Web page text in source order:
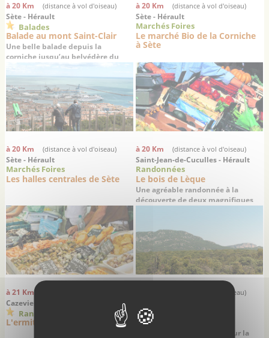
à 20 Km (distance à vol d'oiseau)
Sète - Hérault
Balades
Balade au mont Saint-Clair
Une belle balade depuis la
corniche jusqu’au belvédère du
à 20 Km (distance à vol d'oiseau)
Sète - Hérault
Marchés Foires
Le marché Bio de la Corniche
à Sète
à 20 Km (distance à vol d'oiseau)
Sète - Hérault
Marchés Foires
Les halles centrales de Sète
à 20 Km (distance à vol d'oiseau)
Saint-Jean-de-Cuculles - Hérault
Randonnées
Le bois de Lèque
Une agréable randonnée à la
découverte de deux magnifiques
à 21 Km
Cazevieille - Hérault
Randonnées
L'ermitage du pic Saint-Loup
(distance à vol d'oiseau)
Sites remarquables
Le Pic Saint-Loup
Un panorama vertigineux sur la